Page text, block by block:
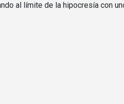
al límite de la hipocresía con